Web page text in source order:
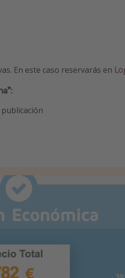
En este caso reservarás en